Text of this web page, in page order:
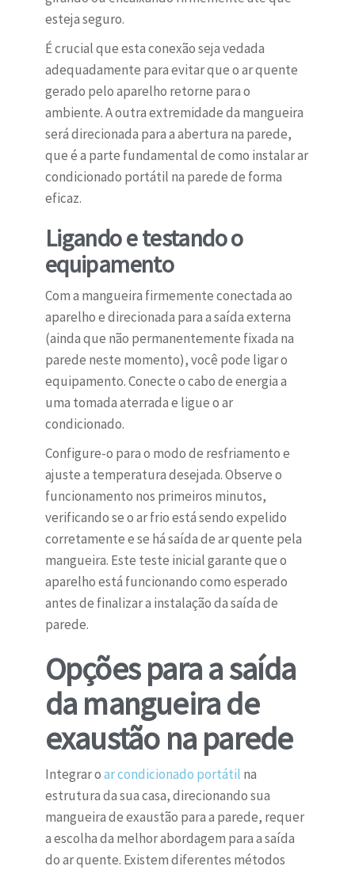
esteja seguro.
É crucial que esta conexão seja vedada
adequadamente para evitar que o ar quente
gerado pelo aparelho retorne para o
ambiente. A outra extremidade da mangueira
será direcionada para a abertura na parede,
que é a parte fundamental de como instalar ar
condicionado portátil na parede de forma
eficaz.
Ligando e testando o
equipamento
Com a mangueira firmemente conectada ao
aparelho e direcionada para a saída externa
(ainda que não permanentemente fixada na
parede neste momento), você pode ligar o
equipamento. Conecte o cabo de energia a
uma tomada aterrada e ligue o ar
condicionado.
Configure-o para o modo de resfriamento e
ajuste a temperatura desejada. Observe o
funcionamento nos primeiros minutos,
verificando se o ar frio está sendo expelido
corretamente e se há saída de ar quente pela
mangueira. Este teste inicial garante que o
aparelho está funcionando como esperado
antes de finalizar a instalação da saída de
parede.
Opções para a saída
da mangueira de
exaustão na parede
Integrar oar condicionado portátil na
estrutura da sua casa, direcionando sua
mangueira de exaustão para a parede, requer
a escolha da melhor abordagem para a saída
do ar quente. Existem diferentes métodos